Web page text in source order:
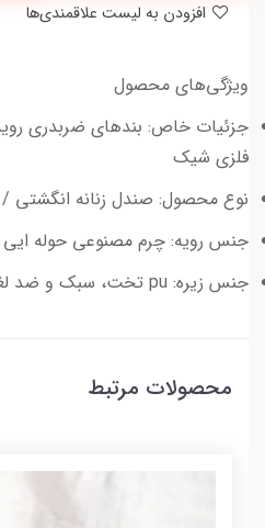
ویژگی‌های محصول
جزئیات خاص: بندهای ضربدری
فلزی شیک
نوع محصول: صندل زنانه انگشتی /
جنس رویه: چرم مصنوعی حوله
جنس زیره: pu تخت، سبک و ضد لغزش
محصولات مرتبط